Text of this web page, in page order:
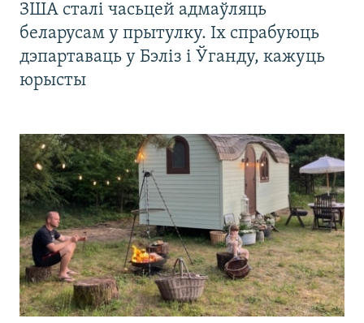
ЗША сталі часьцей адмаўляць
беларусам у прытулку. Іх спрабуюць
дэпартаваць у Бэліз і Ўганду, кажуць
юрысты